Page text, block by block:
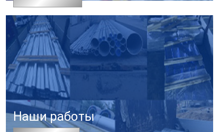
Наши работы